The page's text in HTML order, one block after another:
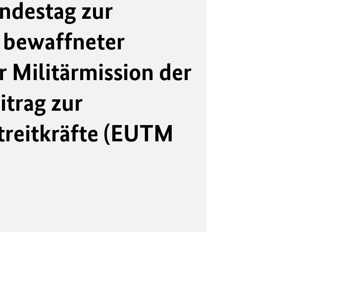
zur
Militärmission der
zur
(EUTM